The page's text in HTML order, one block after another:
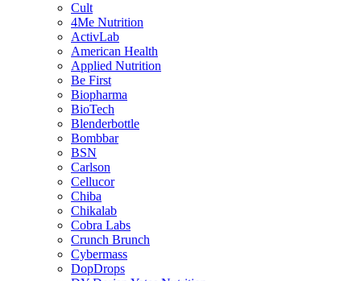
Cult
4Me Nutrition
ActivLab
American Health
Applied Nutrition
Be First
Biopharma
BioTech
Blenderbottle
Bombbar
BSN
Carlson
Cellucor
Chiba
Chikalab
Cobra Labs
Crunch Brunch
Cybermass
DopDrops